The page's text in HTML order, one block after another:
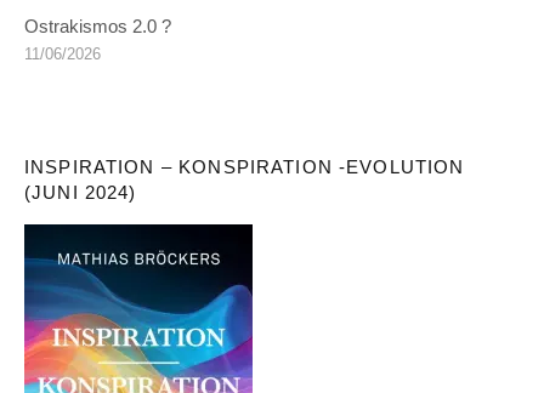
Ostrakismos 2.0 ?
11/06/2026
INSPIRATION – KONSPIRATION -EVOLUTION
(JUNI 2024)